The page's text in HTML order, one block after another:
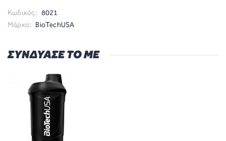
Κωδικός: 8021
Μάρκα: BioTechUSA
ΣΥΝΔΥΑΣΕ ΤΟ ΜΕ